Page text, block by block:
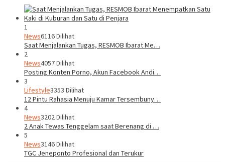
1
News6116 Dilihat
Saat Menjalankan Tugas, RESMOB Ibarat Me…
2
News4057 Dilihat
Posting Konten Porno, Akun Facebook Andi…
3
Lifestyle3353 Dilihat
12 Pintu Rahasia Menuju Kamar Tersembuny…
4
News3202 Dilihat
2 Anak Tewas Tenggelam saat Berenang di …
5
News3146 Dilihat
TGC Jeneponto Profesional dan Terukur